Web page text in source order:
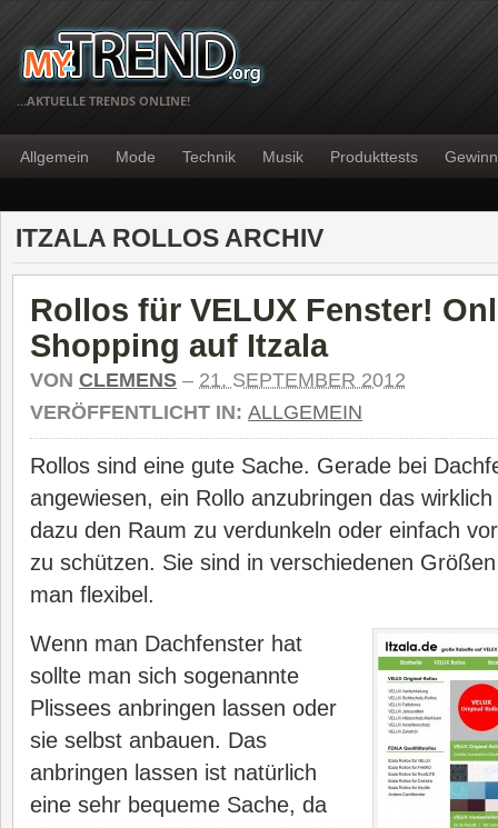
…AKTUELLE TRENDS ONLINE!
Allgemein Mode Technik Musik Produkttests
ITZALA ROLLOS ARCHIV
Rollos für VELUX Fenster!
Shopping auf Itzala
VON CLEMENS – 21. SEPTEMBER 2012
VERÖFFENTLICHT IN: ALLGEMEIN
Rollos sind eine gute Sache. Gerade bei
angewiesen, ein Rollo anzubringen das
dazu den Raum zu verdunkeln oder einfach
zu schützen. Sie sind in verschiedenen
man flexibel.
Wenn man Dachfenster hat
sollte man sich sogenannte
Plissees anbringen lassen oder
sie selbst anbauen. Das
anbringen lassen ist natürlich
eine sehr bequeme Sache, da